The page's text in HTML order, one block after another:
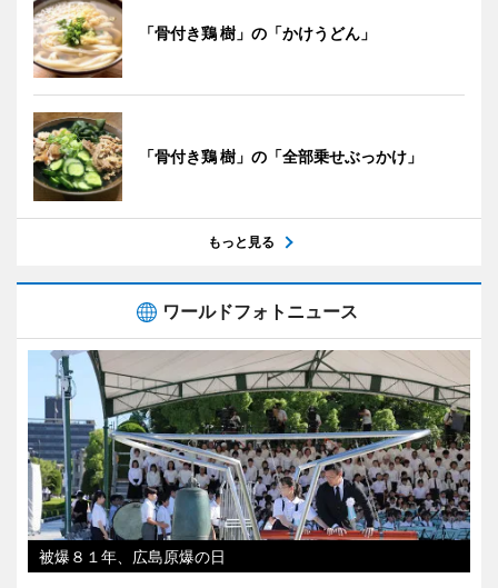
「骨付き鶏 樹」の「かけうどん」
「骨付き鶏 樹」の「全部乗せぶっかけ」
もっと見る
ワールドフォトニュース
被爆８１年、広島原爆の日